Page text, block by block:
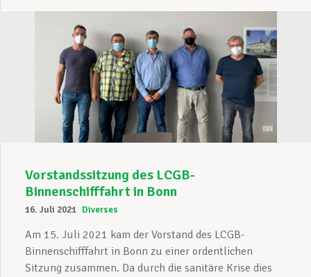
Vorstandssitzung des LCGB-
Binnenschifffahrt in Bonn
16. Juli 2021 Diverses
Am 15. Juli 2021 kam der Vorstand des LCGB-
Binnenschifffahrt in Bonn zu einer ordentlichen
Sitzung zusammen. Da durch die sanitäre Krise dies